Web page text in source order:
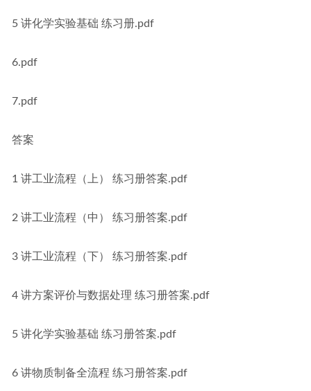
5 讲化学实验基础 练习册.pdf
6.pdf
7.pdf
答案
1 讲工业流程（上） 练习册答案.pdf
2 讲工业流程（中） 练习册答案.pdf
3 讲工业流程（下） 练习册答案.pdf
4 讲方案评价与数据处理 练习册答案.pdf
5 讲化学实验基础 练习册答案.pdf
6 讲物质制备全流程 练习册答案.pdf